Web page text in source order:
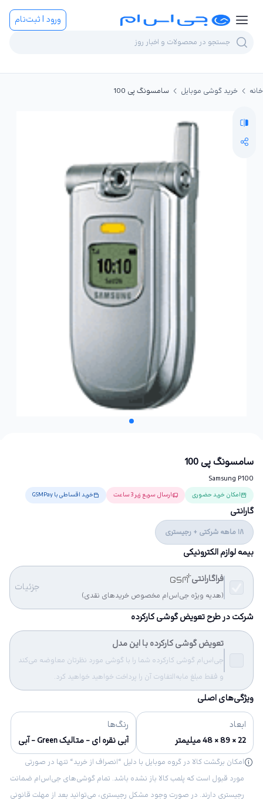
ورود | ثبت‌نام
خانه خرید گوشی موبایل سامسونگ پی 100
سامسونگ پی 100
Samsung P100
امکان خرید حضوری ارسال سریع زیر 3 ساعت خرید اقساطی با GSMPay
گارانتی
18 ماهه شرکتی + رجیستری
بیمه لوازم الکترونیکی
فراگارانتی
(هدیه ویژه جی‌اس‌ام مخصوص خریدهای نقدی)
جزئیات
شرکت در طرح تعویض گوشی کارکرده
تعویض گوشی کارکرده با این مدل
جی‌اس‌ام گوشی کارکرده شما را با گوشی مورد نظرتان معاوضه می‌کند
و فقط مبلغ مابه‌التفاوت آن را پرداخت خواهید خواهید کرد.
ویژگی‌های اصلی
ابعاد
22 × 89 × 48 میلیمتر
رنگ‌ها
آبی نقره ای - متالیک Green - آبی
امکان برگشت کالا در گروه موبایل با دلیل “انصراف از خرید“ تنها در صورتی
مورد قبول است که پلمب کالا باز نشده باشد. تمام گوشی‌های جی‌اس‌ام ضمانت
رجیستری دارند. در صورت وجود مشکل رجیستری، می‌توانید بعد از مهلت قانونی